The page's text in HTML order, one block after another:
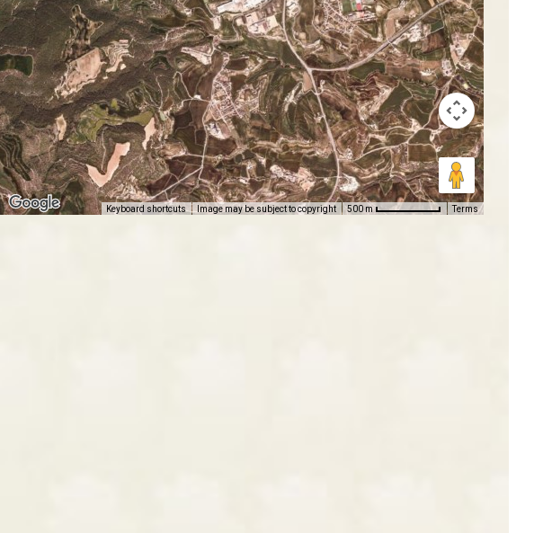
Keyboard shortcuts Image may be subject to copyright 500 m Terms